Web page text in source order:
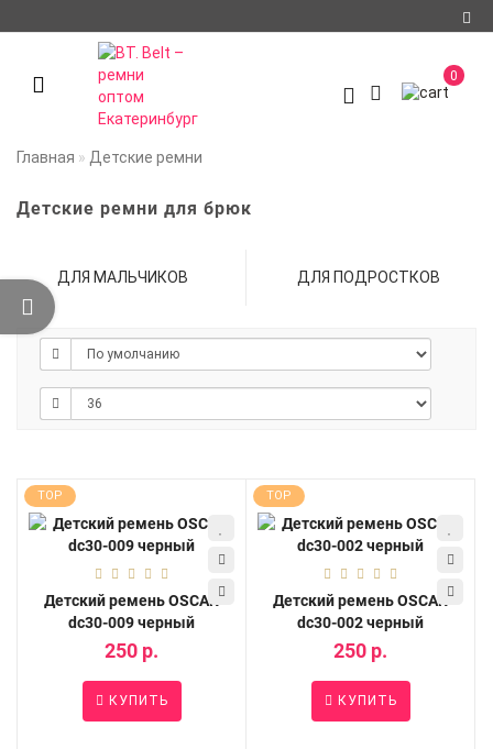
Авторизация
0
Главная Детские ремни
Детские ремни для брюк
ДЛЯ МАЛЬЧИКОВ ДЛЯ ПОДРОСТКОВ
TOP
Детский ремень OSCAR
dc30-009 черный
250 р.
КУПИТЬ
TOP
Детский ремень OSCAR
dc30-002 черный
250 р.
КУПИТЬ